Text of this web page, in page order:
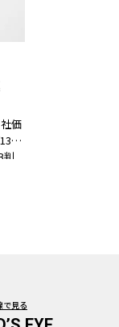
価
ペ
判
で見る